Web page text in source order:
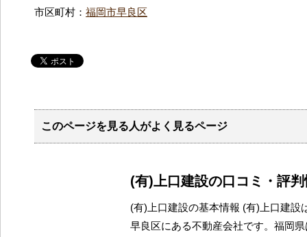
市区町村： 福岡市早良区
このページを見る人がよく見るページ
(有)上口建設の口コミ・評
(有)上口建設の基本情報 (有)上口建設
早良区にある不動産会社です。福岡